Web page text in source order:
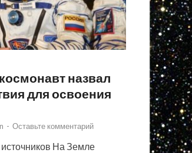
назвал
для освоения
- Оставьте комментарий
На Земле